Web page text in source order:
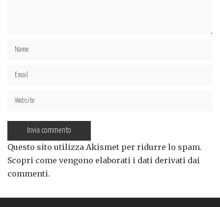
Questo sito utilizza Akismet per ridurre lo spam.
Scopri come vengono elaborati i dati derivati dai
commenti.